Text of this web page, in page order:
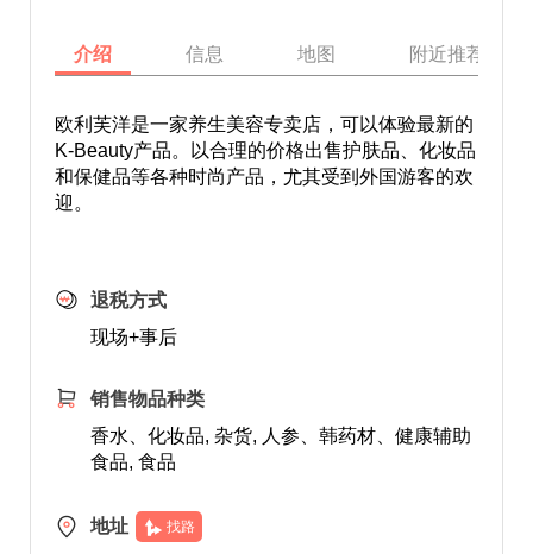
介绍 信息 地图 附近推荐景点
欧利芙洋是一家养生美容专卖店，可以体验最新的
K-Beauty产品。以合理的价格出售护肤品、化妆品
和保健品等各种时尚产品，尤其受到外国游客的欢
迎。
退税方式
现场+事后
销售物品种类
香水、化妆品, 杂货, 人参、韩药材、健康辅助
食品, 食品
地址 找路